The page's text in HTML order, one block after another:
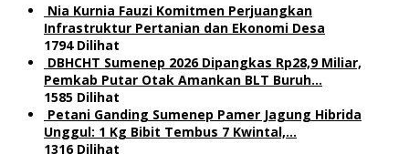
Nia Kurnia Fauzi Komitmen Perjuangkan
Infrastruktur Pertanian dan Ekonomi Desa
1794 Dilihat
DBHCHT Sumenep 2026 Dipangkas Rp28,9 Miliar,
Pemkab Putar Otak Amankan BLT Buruh…
1585 Dilihat
Petani Ganding Sumenep Pamer Jagung Hibrida
Unggul: 1 Kg Bibit Tembus 7 Kwintal,…
1316 Dilihat